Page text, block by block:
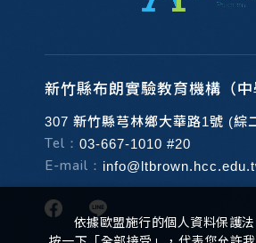
新竹縣布朗實驗教育機構（中
307 新竹縣芎林鄉大華路1號 (綜
Tel： 03-667-1010 #20
E-mail：
依據歐盟施行的個人資料保護